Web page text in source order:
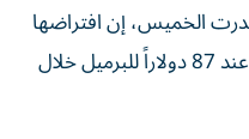
الخميس، إن افتراضها
الأساسي لمتوسط سعر خام برنت عند 87 دولاراً للبرميل خلال